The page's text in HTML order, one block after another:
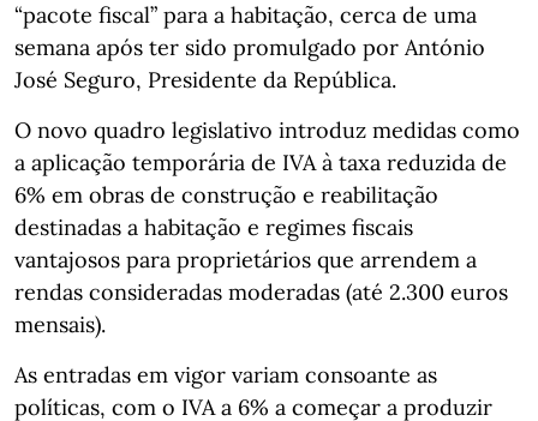
“pacote fiscal” para a habitação, cerca de uma
semana após ter sido promulgado por António
José Seguro, Presidente da República.
O novo quadro legislativo introduz medidas como
a aplicação temporária de IVA à taxa reduzida de
6% em obras de construção e reabilitação
destinadas a habitação e regimes fiscais
vantajosos para proprietários que arrendem a
rendas consideradas moderadas (até 2.300 euros
mensais).
As entradas em vigor variam consoante as
políticas, com o IVA a 6% a começar a produzir